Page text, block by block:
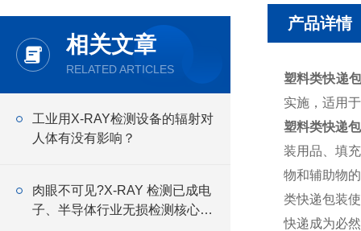
相关文章
RELATED ARTICLES
工业用X-RAY检测设备的辐射对
人体有没有影响？
肉眼不可见?X-RAY 检测已成电
子、半导体行业无损检测核心工
产品详情
塑料类快递
实施，适用
塑料类快递
装用品、填充
物和辅助物
类快递包装
快递成为必